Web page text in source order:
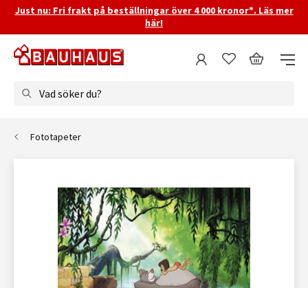
Just nu: Fri frakt på beställningar över 4 000 kronor*. Läs mer
här!
Vad söker du?
Fototapeter